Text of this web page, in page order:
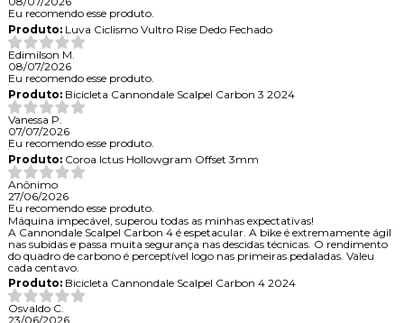
Eu recomendo esse produto.
Produto:Luva Ciclismo Vultro Rise Dedo Fechado
Edimilson M.
08/07/2026
Eu recomendo esse produto.
Produto:Bicicleta Cannondale Scalpel Carbon 3 2024
Vanessa P.
07/07/2026
Eu recomendo esse produto.
Produto:Coroa Ictus Hollowgram Offset 3mm
Anônimo
27/06/2026
Eu recomendo esse produto.
Máquina impecável, superou todas as minhas expectativas!
A Cannondale Scalpel Carbon 4 é espetacular. A bike é extremamente ágil
nas subidas e passa muita segurança nas descidas técnicas. O rendimento
do quadro de carbono é perceptível logo nas primeiras pedaladas. Valeu
cada centavo.
Produto:Bicicleta Cannondale Scalpel Carbon 4 2024
Osvaldo C.
23/06/2026